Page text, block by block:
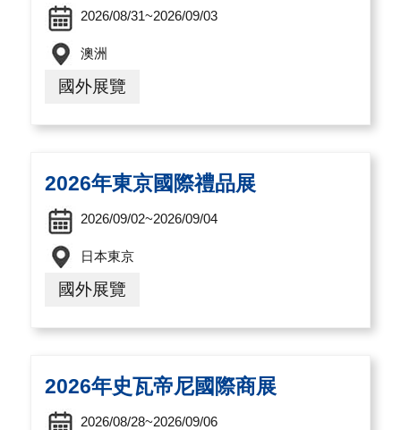
2026/08/31~2026/09/03
澳洲
國外展覽
2026年東京國際禮品展
2026/09/02~2026/09/04
日本東京
國外展覽
2026年史瓦帝尼國際商展
2026/08/28~2026/09/06